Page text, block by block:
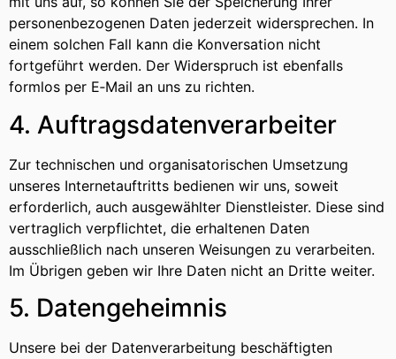
personenbezogenen Daten jederzeit widersprechen. In
einem solchen Fall kann die Konversation nicht
fortgeführt werden. Der Widerspruch ist ebenfalls
formlos per E‑Mail an uns zu richten.
4. Auftragsdatenverarbeiter
Zur technischen und organisatorischen Umsetzung
unseres Internetauftritts bedienen wir uns, soweit
erforderlich, auch ausgewählter Dienstleister. Diese sind
vertraglich verpflichtet, die erhaltenen Daten
ausschließlich nach unseren Weisungen zu verarbeiten.
Im Übrigen geben wir Ihre Daten nicht an Dritte weiter.
5. Datengeheimnis
Unsere bei der Datenverarbeitung beschäftigten